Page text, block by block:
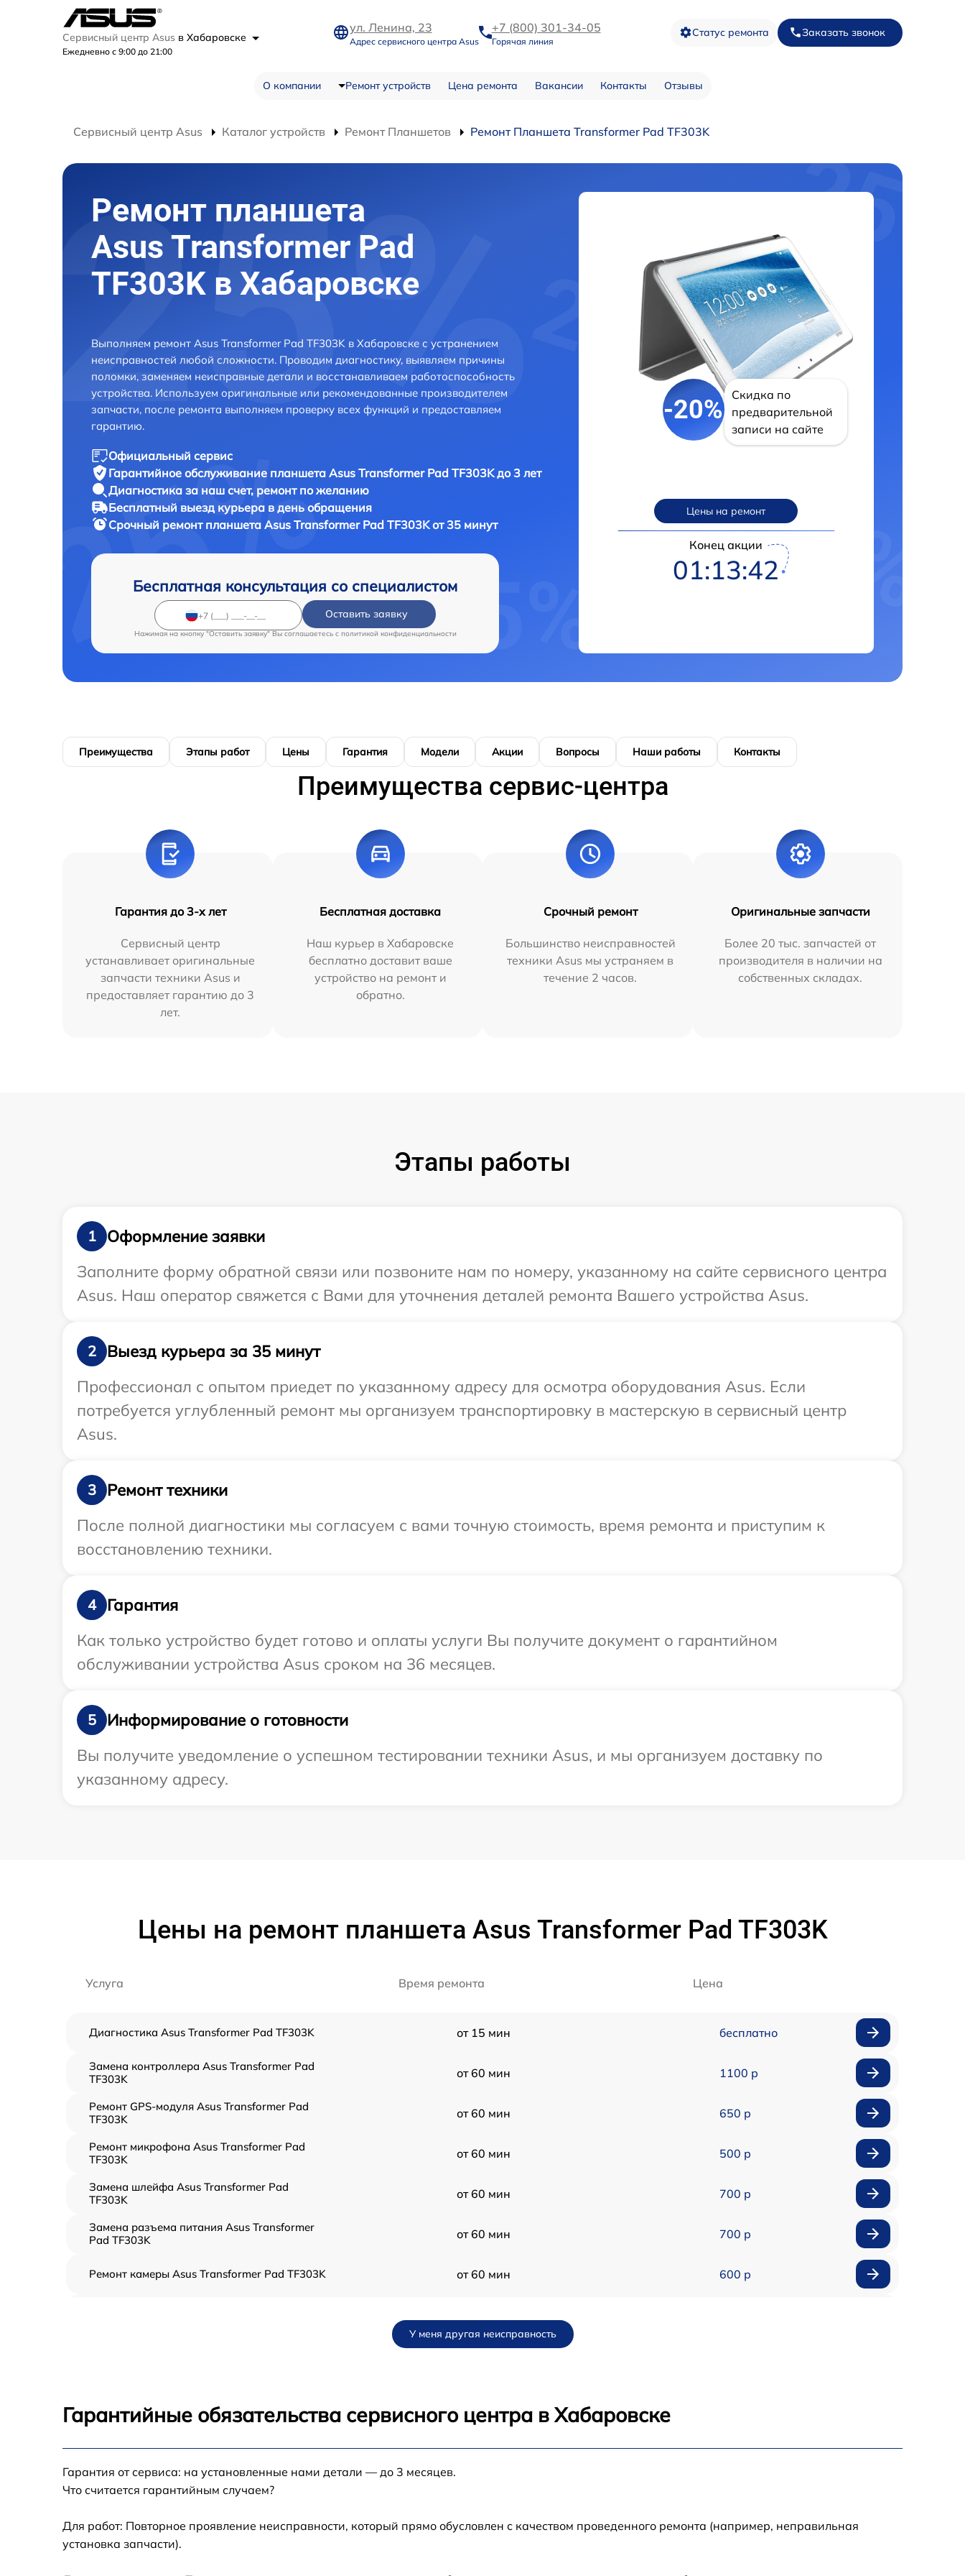
Сервисный центр Asus в Хабаровске
Ежедневно с 9:00 до 21:00
ул. Ленина, 23
Адрес сервисного центра Asus
+7 (800) 301-34-05
Горячая линия
Статус ремонта Заказать звонок
О компании Ремонт устройств Цена ремонта Вакансии Контакты Отзывы
Сервисный центр Asus Каталог устройств Ремонт Планшетов Ремонт Планшета Transformer Pad TF303K
Ремонт планшета
Asus Transformer Pad
TF303K в Хабаровске
Выполняем ремонт Asus Transformer Pad TF303K в Хабаровске с устранением
неисправностей любой сложности. Проводим диагностику, выявляем причины
поломки, заменяем неисправные детали и восстанавливаем работоспособность
устройства. Используем оригинальные или рекомендованные производителем
запчасти, после ремонта выполняем проверку всех функций и предоставляем
гарантию.
Официальный сервис
Гарантийное обслуживание планшета Asus Transformer Pad TF303K до 3 лет
Диагностика за наш счет, ремонт по желанию
Бесплатный выезд курьера в день обращения
Срочный ремонт планшета Asus Transformer Pad TF303K от 35 минут
Бесплатная консультация со специалистом
Оставить заявку
Нажимая на кнопку "Оставить заявку" Вы соглашаетесь c политикой конфиденциальности
-20%
Скидка по
предварительной
записи на сайте
Цены на ремонт
Конец акции
01:13:41
Преимущества Этапы работ Цены Гарантия Модели Акции Вопросы Наши работы Контакты
Преимущества сервис-центра
Гарантия до 3-х лет
Сервисный центр
устанавливает оригинальные
запчасти техники Asus и
предоставляет гарантию до 3
лет.
Бесплатная доставка
Наш курьер в Хабаровске
бесплатно доставит ваше
устройство на ремонт и
обратно.
Срочный ремонт
Большинство неисправностей
техники Asus мы устраняем в
течение 2 часов.
Оригинальные запчасти
Более 20 тыс. запчастей от
производителя в наличии на
собственных складах.
Этапы работы
1
Оформление заявки
Заполните форму обратной связи или позвоните нам по номеру, указанному на сайте сервисного центра
Asus. Наш оператор свяжется с Вами для уточнения деталей ремонта Вашего устройства Asus.
2
Выезд курьера за 35 минут
Профессионал с опытом приедет по указанному адресу для осмотра оборудования Asus. Если
потребуется углубленный ремонт мы организуем транспортировку в мастерскую в сервисный центр
Asus.
3
Ремонт техники
После полной диагностики мы согласуем с вами точную стоимость, время ремонта и приступим к
восстановлению техники.
4
Гарантия
Как только устройство будет готово и оплаты услуги Вы получите документ о гарантийном
обслуживании устройства Asus сроком на 36 месяцев.
5
Информирование о готовности
Вы получите уведомление о успешном тестировании техники Asus, и мы организуем доставку по
указанному адресу.
Цены на ремонт планшета Asus Transformer Pad TF303K
Услуга Время ремонта Цена
Диагностика Asus Transformer Pad TF303K от 15 мин бесплатно
Замена контроллера Asus Transformer Pad
TF303K
от 60 мин 1100 р
Ремонт GPS-модуля Asus Transformer Pad
TF303K
от 60 мин 650 р
Ремонт микрофона Asus Transformer Pad
TF303K
от 60 мин 500 р
Замена шлейфа Asus Transformer Pad
TF303K
от 60 мин 700 р
Замена разъема питания Asus Transformer
Pad TF303K
от 60 мин 700 р
Ремонт камеры Asus Transformer Pad TF303K от 60 мин 600 р
Замена дисплея (экрана) Asus Transformer
Pad TF303K
TF303K
Замена аккумулятора Asus Transformer Pad
У меня другая неисправность
Гарантийные обязательства сервисного центра в Хабаровске
Гарантия от сервиса: на установленные нами детали — до 3 месяцев.
Что считается гарантийным случаем?
Для работ: Повторное проявление неисправности, который прямо обусловлен с качеством проведенного ремонта (например, неправильная
установка запчасти).